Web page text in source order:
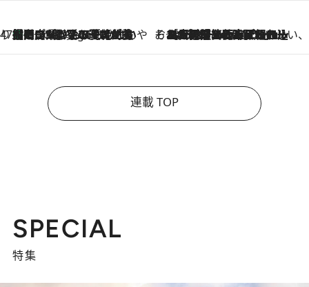
47都道府県の手みやげ ひんやりスイーツで夏を満喫
2 Hours Ago
【岡山県】この夏絶対食べたい 冷やしておいしいおやつ3選 フルーツが主役のプリンやアイスが勢揃い そおだよおこの関西おいしい、おやつ紀行
2026.8.9
［大阪府箕面市］一皿一皿目の前で仕上げられる、料理を巧みに組み込んだアシェットデセールコース「ミチル アシェット デセール（Michiru assiette dessert）」
連載 TOP
SPECIAL
特集